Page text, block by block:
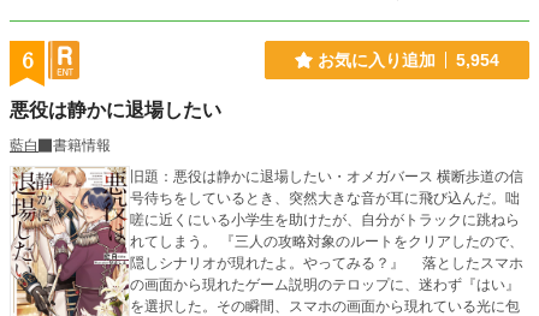
6 お気に入り追加 5,954
悪役は静かに退場したい
藍白
書籍情報
旧題：悪役は静かに退場したい・オメガバース 横断歩道の信
号待ちをしているとき、突然大きな音が耳に飛び込んだ。咄
嗟に近くにいる小学生を助けたが、自分がトラックに跳ねら
れてしまう。 『三人の攻略対象のルートをクリアしたので、
隠しシナリオが現れたよ。やってみる？』 落としたスマホ
の画面から現れたゲーム説明のテロップに、迷わず『はい』
を選択した。その瞬間、スマホの画面から現れている光に包